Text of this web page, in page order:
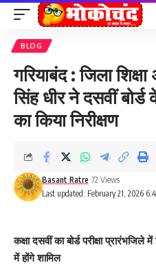
BLOG
गरियाबंद : जिला
सिंह धीर ने दसवीं बोर्ड
का किया निरीक्षण
Last updated: February 21, 2026
Basant Ratre 72 Views
कक्षा दसवीं का बोर्ड परीक्षा प्रारंभजिले
में होंगे शामिल